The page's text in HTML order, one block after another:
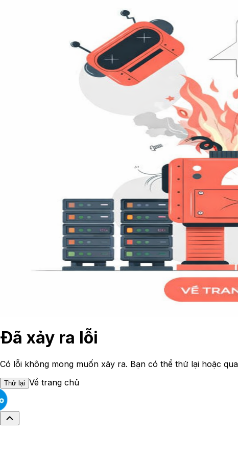
Đã xảy ra lỗi
Có lỗi không mong muốn xảy ra. Bạn có thể thử lại hoặc
Thử lại Về trang chủ